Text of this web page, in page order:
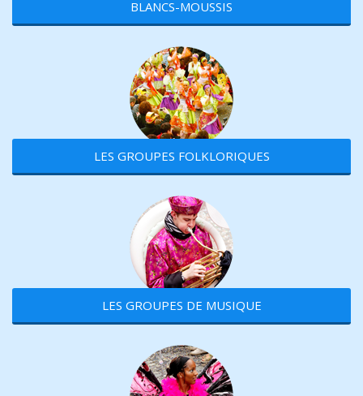
BLANCS-MOUSSIS
LES GROUPES FOLKLORIQUES
LES GROUPES DE MUSIQUE